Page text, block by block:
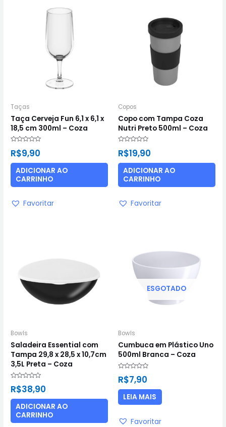
Taças
Taça Cerveja Fun 6,1 x 6,1 x
18,5 cm 300ml – Coza
0
5
R$9,90
ADICIONAR AO
CARRINHO
Favoritar
Copos
Copo com Tampa Coza
Nutri Preto 500ml – Coza
0
5
R$19,90
ADICIONAR AO
CARRINHO
Favoritar
Bowls
Saladeira Essential com
Tampa 29,8 x 28,5 x 10,7cm
3,5L Preta – Coza
Avaliação
0
5
R$38,90
ADICIONAR AO
CARRINHO
ESGOTADO
Bowls
Cumbuca em Plástico Uno
500ml Branca – Coza
Avaliação
0
5
R$7,90
LEIA MAIS
Favoritar